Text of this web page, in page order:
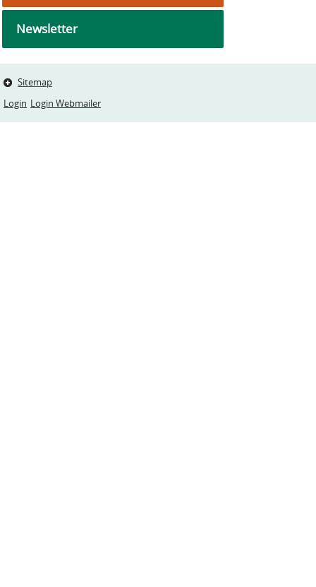
Newsletter
Sitemap
Login Login Webmailer